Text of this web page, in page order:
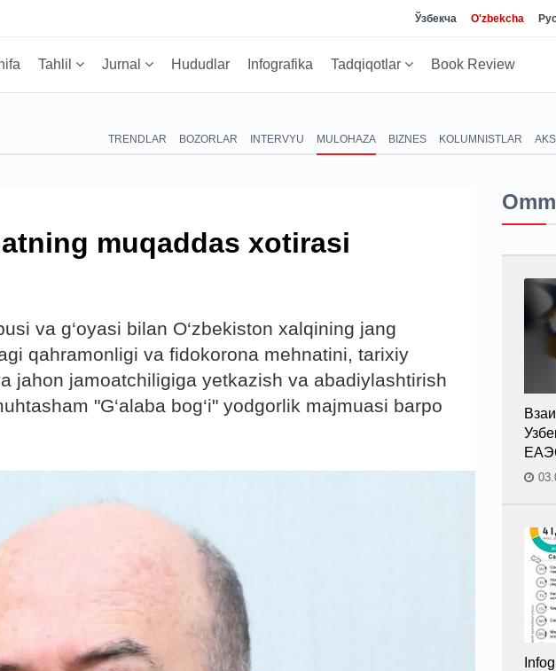
Ўзбекча O'zbekcha
Tahlil Jurnal Hududlar Infografika Tadqiqotlar Book Review
TRENDLAR BOZORLAR INTERVYU MULOHAZA BIZNES KOLUMNISTLAR
muqaddas xotirasi
va g‘oyasi bilan O‘zbekiston xalqining jang
qahramonligi va fidokorona mehnatini, tarixiy
jahon jamoatchiligiga yetkazish va abadiylashtirish
"G‘alaba bog‘i" yodgorlik majmuasi barpo